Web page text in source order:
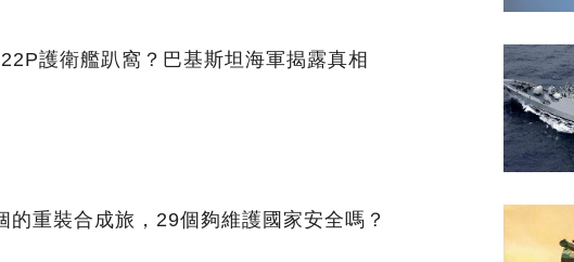
護衛艦趴窩？巴基斯坦海軍揭露真相
重裝合成旅，29個夠維護國家安全嗎？